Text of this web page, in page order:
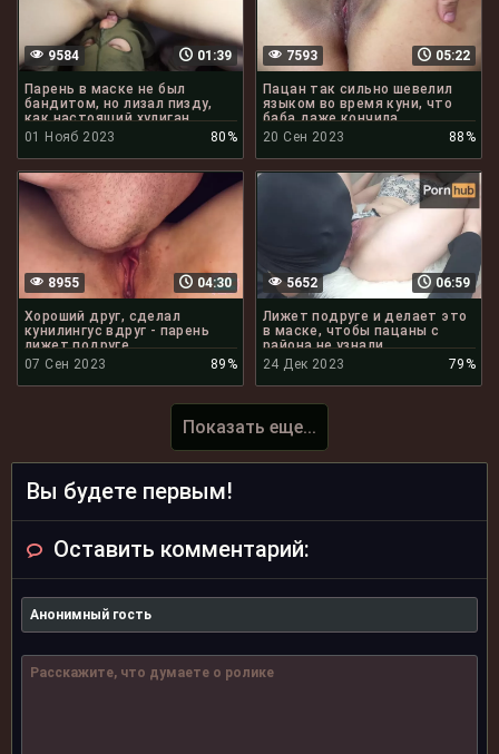
01:39
9584
Парень в маске не был
бандитом, но лизал пизду,
как настоящий хулиган
01 Нояб 2023
80%
05:22
7593
Пацан так сильно шевелил
языком во время куни, что
баба даже кончила
20 Сен 2023
88%
04:30
8955
Хороший друг, сделал
кунилингус вдруг - парень
лижет подруге
07 Сен 2023
89%
06:59
5652
Лижет подруге и делает это
в маске, чтобы пацаны с
района не узнали
24 Дек 2023
79%
Показать еще...
Вы будете первым!
Оставить комментарий: